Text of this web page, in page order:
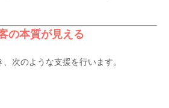
の本質が見える
次のような支援を行います。